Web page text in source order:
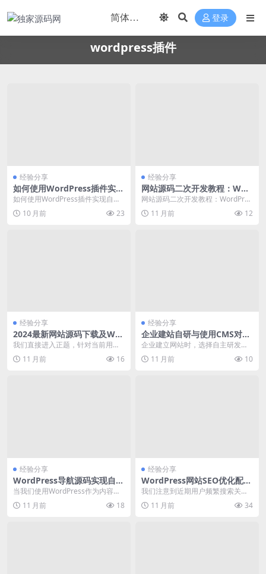
登录
wordpress插件
经验分享
如何使用WordPress插件实现
自动化内容发布并提高SEO排
如何使用WordPress插件实现自动
化内容发布并提高SEO排名 WordPr
e... 10 月前 23
经验分享
网站源码二次开发教程：Wor
dPress插件实现自定义用户角
网站源码二次开发教程：WordPres
s插件实现自定义用户角色权限管理
实战 插件...
11 月前 12
经验分享
2024最新网站源码下载及Wor
dPress安全加固配置
我们直接进入正题，针对当前用户
最关心的“2024最新网站源码下载”
这一热点，结合...
11 月前 16
经验分享
企业建站自研与使用CMS对比
分析及选择策略
企业建立网站时，选择自主研发
（自研）还是使用内容管理系统（C
MS）是一个关键决策...
11 月前 10
经验分享
WordPress导航源码实现自定
义菜单并解决冲突问题
当我们使用WordPress作为内容管
理系统时，导航菜单的功能至关重
要。通过Wo...
11 月前 18
经验分享
WordPress网站SEO优化配置
与常见问题排查
我们注意到近期用户频繁搜索关于
“WordPress网站SEO优化配置与常
见问题排...
11 月前 34